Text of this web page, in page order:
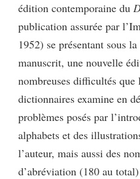
édition contemporaine du
publication assurée par
1952) se présentant sous
manuscrit, une nouvelle
nombreuses difficultés que
dictionnaires examine en
problèmes posés par
alphabets et des
l’auteur, mais aussi des
d’abréviation (180 au